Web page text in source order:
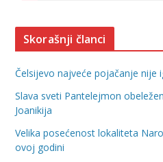
Skorašnji članci
Čelsijevo najveće pojačanje nije
Slava sveti Pantelejmon
Joanikija
Velika posećenost lokaliteta
ovoj godini